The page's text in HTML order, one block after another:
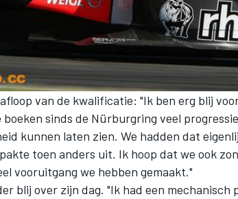
van de kwalificatie: "Ik ben erg blij
sinds de Nürburgring veel
kunnen laten zien. We hadden dat
toen anders uit. Ik hoop dat we ook
vooruitgang we hebben gemaakt."
blij over zijn dag. "Ik had een mechanisch